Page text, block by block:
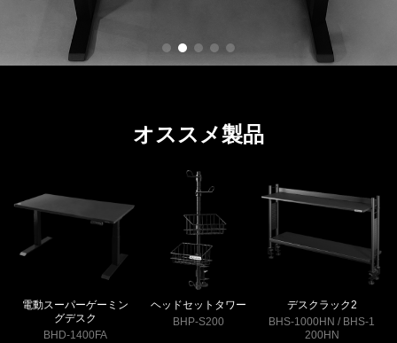
オススメ製品
電動スーパーゲーミン
グデスク
BHD-1400FA
ヘッドセットタワー
BHP-S200
デスクラック2
BHS-1000HN / BHS-1
200HN